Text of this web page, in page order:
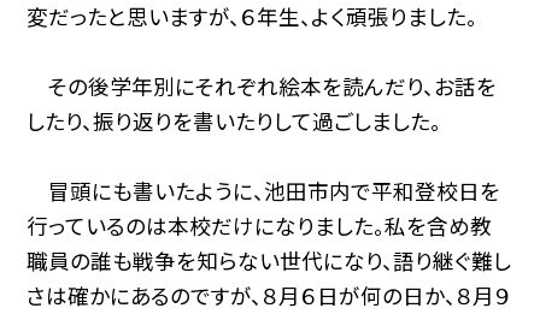
変だったと思いますが、６年生、よく頑張りました。
その後学年別にそれぞれ絵本を読んだり、お話を
したり、振り返りを書いたりして過ごしました。
冒頭にも書いたように、池田市内で平和登校日を
行っているのは本校だけになりました。私を含め教
職員の誰も戦争を知らない世代になり、語り継ぐ難し
さは確かにあるのですが、８月６日が何の日か、８月９